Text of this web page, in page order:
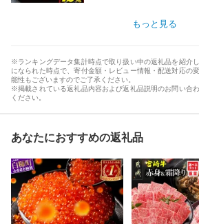
もっと見る
※ランキングデータ集計時点で取り扱い中の返礼品を紹介
になられた時点で、寄付金額・レビュー情報・配送対応の
能性もございますのでご了承ください。
※掲載されている返礼品内容および返礼品説明のお問い合
ください。
あなたにおすすめの返礼品